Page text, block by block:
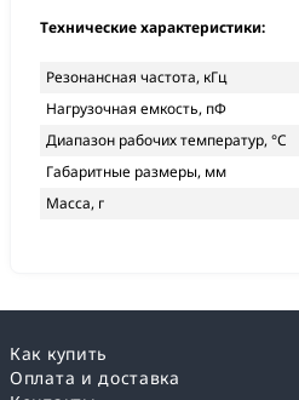
Технические характеристики:
Резонансная частота, кГц
Нагрузочная емкость, пФ
Диапазон рабочих температур, °С
Габаритные размеры, мм
Масса, г
Как купить
Оплата и доставка